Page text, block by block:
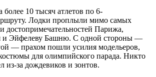
более 10 тысяч атлетов по 6-
Лодки проплыли мимо самых
достопримечательностей Парижа,
и Эйфелеву Башню. С одной стороны —
— прахом пошли усилия модельеров,
для олимпийского парада. Никто
из-за дождевиков и зонтов.